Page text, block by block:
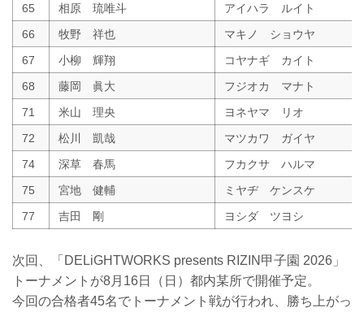
65
相原 琉唯斗
アイハラ ルイト
66
牧野 祥也
マキノ ショウヤ
67
小柳 輝翔
コヤナギ カイト
68
藤岡 眞大
フジオカ マナト
71
米山 理央
ヨネヤマ リオ
72
松川 凱哉
マツカワ ガイヤ
74
深草 春馬
フカクサ ハルマ
75
宮地 健輔
ミヤヂ ケンスケ
77
吉田 剛 ヨシダ ツヨシ
次回、「DELiGHTWORKS presents RIZIN甲子園 2026」
トーナメントが8月16日（日）都内某所で開催予定。
今回の合格者45名でトーナメント戦が行われ、勝ち上がっ